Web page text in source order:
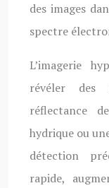
des images
spectre
L’imagerie
révéler des
réflectance
hydrique ou
détection
rapide,